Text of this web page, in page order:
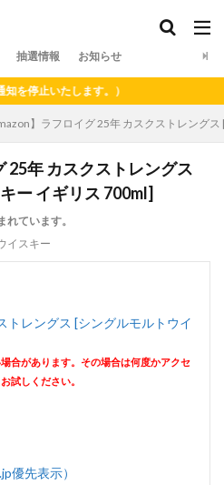
抽選情報 お知らせ
いたします。）
】ラフロイグ 25年 カスクストレング
25年 カスクストレングス
ー イギリス 700ml]
ています。
イスキー
トレングス [シングルモルトウイ
合があります。その場合は何度かアクセ
試しください。
優先表示）